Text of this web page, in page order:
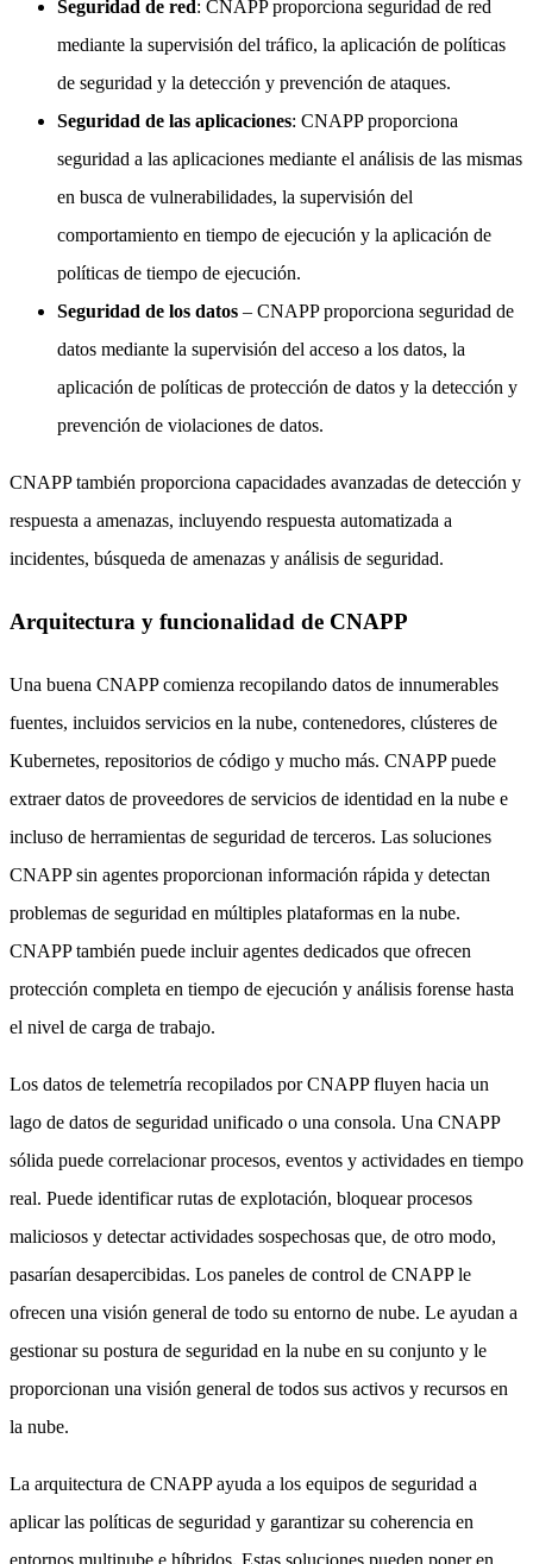
Seguridad de red : CNAPP proporciona seguridad de red
mediante la supervisión del tráfico, la aplicación de políticas
de seguridad y la detección y prevención de ataques.
Seguridad de las aplicaciones: CNAPP proporciona
seguridad a las aplicaciones mediante el análisis de las mismas
en busca de vulnerabilidades, la supervisión del
comportamiento en tiempo de ejecución y la aplicación de
políticas de tiempo de ejecución.
Seguridad de los datos – CNAPP proporciona seguridad de
datos mediante la supervisión del acceso a los datos, la
aplicación de políticas de protección de datos y la detección y
prevención de violaciones de datos.
CNAPP también proporciona capacidades avanzadas de detección y
respuesta a amenazas, incluyendo respuesta automatizada a
incidentes, búsqueda de amenazas y análisis de seguridad.
Arquitectura y funcionalidad de CNAPP
Una buena CNAPP comienza recopilando datos de innumerables
fuentes, incluidos servicios en la nube, contenedores, clústeres de
Kubernetes, repositorios de código y mucho más. CNAPP puede
extraer datos de proveedores de servicios de identidad en la nube e
incluso de herramientas de seguridad de terceros. Las soluciones
CNAPP sin agentes proporcionan información rápida y detectan
problemas de seguridad en múltiples plataformas en la nube.
CNAPP también puede incluir agentes dedicados que ofrecen
protección completa en tiempo de ejecución y análisis forense hasta
el nivel de carga de trabajo.
Los datos de telemetría recopilados por CNAPP fluyen hacia un
lago de datos de seguridad unificado o una consola. Una CNAPP
sólida puede correlacionar procesos, eventos y actividades en tiempo
real. Puede identificar rutas de explotación, bloquear procesos
maliciosos y detectar actividades sospechosas que, de otro modo,
pasarían desapercibidas. Los paneles de control de CNAPP le
ofrecen una visión general de todo su entorno de nube. Le ayudan a
gestionar su postura de seguridad en la nube en su conjunto y le
proporcionan una visión general de todos sus activos y recursos en
la nube.
La arquitectura de CNAPP ayuda a los equipos de seguridad a
aplicar las políticas de seguridad y garantizar su coherencia en
entornos multinube e híbridos. Estas soluciones pueden poner en